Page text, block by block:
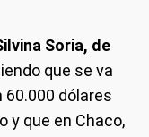
Soria, de
que se va
60.000 dólares
y que en Chaco,